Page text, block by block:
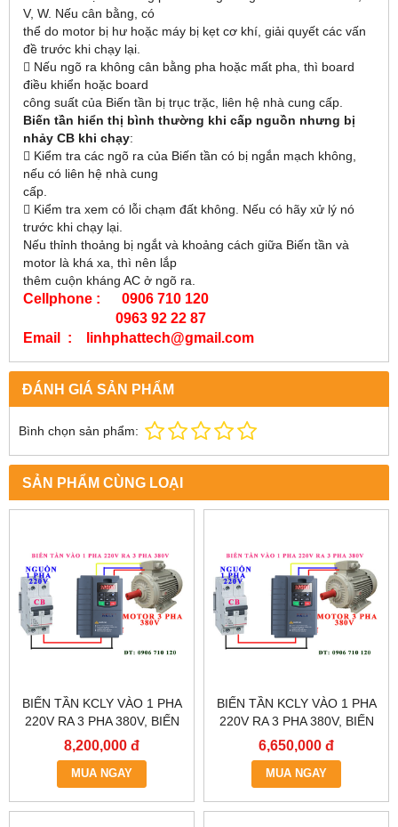
V, W. Nếu cân bằng, có
thể do motor bị hư hoặc máy bị kẹt cơ khí, giải quyết các vấn
đề trước khi chạy lại.
 Nếu ngõ ra không cân bằng pha hoặc mất pha, thì board
điều khiển hoặc board
công suất của Biến tần bị trục trặc, liên hệ nhà cung cấp.
Biến tần hiển thị bình thường khi cấp nguồn nhưng bị
nhảy CB khi chạy:
 Kiểm tra các ngõ ra của Biến tần có bị ngắn mạch không,
nếu có liên hệ nhà cung
cấp.
 Kiểm tra xem có lỗi chạm đất không. Nếu có hãy xử lý nó
trước khi chạy lại.
Nếu thỉnh thoảng bị ngắt và khoảng cách giữa Biến tần và
motor là khá xa, thì nên lắp
thêm cuộn kháng AC ở ngõ ra.
Cellphone : 0906 710 120
0963 92 22 87
Email : linhphattech@gmail.com
ĐÁNH GIÁ SẢN PHẨM
Bình chọn sản phẩm:
SẢN PHẨM CÙNG LOẠI
BIẾN TẦN KCLY VÀO 1 PHA
220V RA 3 PHA 380V, BIẾN
TẦN KCLY KOC600-011GT3-
B
8,200,000 đ
MUA NGAY
BIẾN TẦN KCLY VÀO 1 PHA
220V RA 3 PHA 380V, BIẾN
TẦN KCLY KOC600-
7R5GT3-B
6,650,000 đ
MUA NGAY